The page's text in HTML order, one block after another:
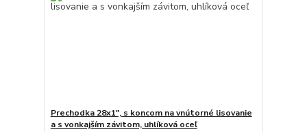
Prechodka 28x1", s koncom na vnútorné lisovanie
a s vonkajším závitom, uhlíková oceľ